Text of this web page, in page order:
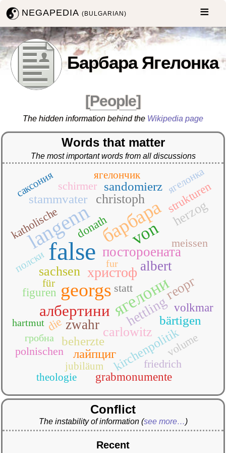
NEGAPEDIA(BULGARIAN)
Барбара Ягелонка
[People]
The hidden information behind the Wikipedia page
Words that matter
The most important words from all discussions
false
langenn
georgs
барбара
von
ягелони
албертини
христоф albert
hettling
zwahr
георг
постороената
carlowitz
christoph herzog
sachsen
beherzte
bärtigen
kirchenpolitik
sandomierz
stammvater
лайпциг
die
donath
figuren
grabmonumente
strukturen
volkmar
friedrich
katholische
meissen
polnischen
schirmer
statt
volume
für
jubiläum
theologie
полски
саксония ягелонка
ягелончик
fur
hartmut
гробна
Conflict
The instability of information (see more…)
Recent